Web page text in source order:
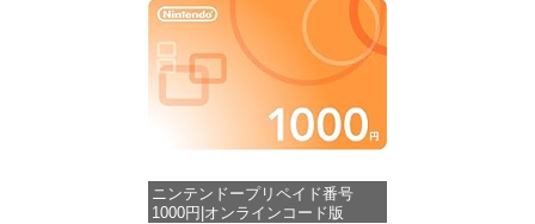
ニンテンドープリペイド番号
1000円|オンラインコード版